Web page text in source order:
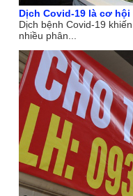
Dịch Covid-19 là cơ
Dịch bệnh Covid-19
nhiều phân...